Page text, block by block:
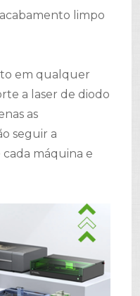
limpo
em qualquer
a laser de diodo
as
seguir a
máquina e